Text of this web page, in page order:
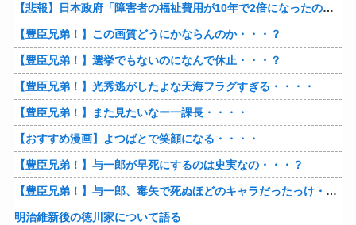
【悲報】日本政府「障害者の福祉費用が10年で2倍になったので抑制します」
【豊臣兄弟！】この画質どうにかならんのか・・・？
【豊臣兄弟！】選挙でもないのになんで休止・・・？
【豊臣兄弟！】光秀逃がしたよな天海フラグすぎる・・・・
【豊臣兄弟！】また見たいなー一課長・・・・
【おすすめ漫画】よつばとで笑顔になる・・・・
【豊臣兄弟！】与一郎が早死にするのは史実なの・・・？
【豊臣兄弟！】与一郎、毒矢で死ぬほどのキャラだったっけ・・・・
明治維新後の徳川家について語る